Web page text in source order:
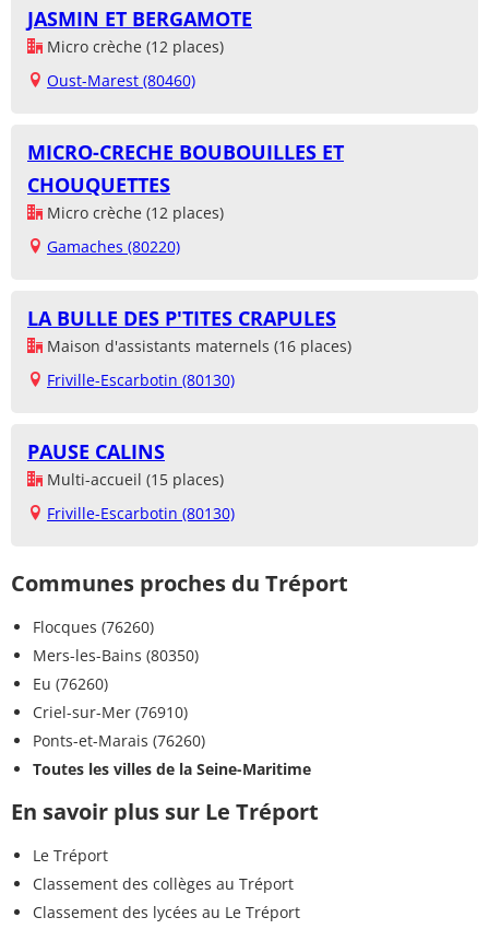
JASMIN ET BERGAMOTE
Micro crèche (12 places)
Oust-Marest (80460)
MICRO-CRECHE BOUBOUILLES ET
CHOUQUETTES
Micro crèche (12 places)
Gamaches (80220)
LA BULLE DES P'TITES CRAPULES
Maison d'assistants maternels (16 places)
Friville-Escarbotin (80130)
PAUSE CALINS
Multi-accueil (15 places)
Friville-Escarbotin (80130)
Communes proches du Tréport
Flocques (76260)
Mers-les-Bains (80350)
Eu (76260)
Criel-sur-Mer (76910)
Ponts-et-Marais (76260)
Toutes les villes de la Seine-Maritime
En savoir plus sur Le Tréport
Le Tréport
Classement des collèges au Tréport
Classement des lycées au Le Tréport